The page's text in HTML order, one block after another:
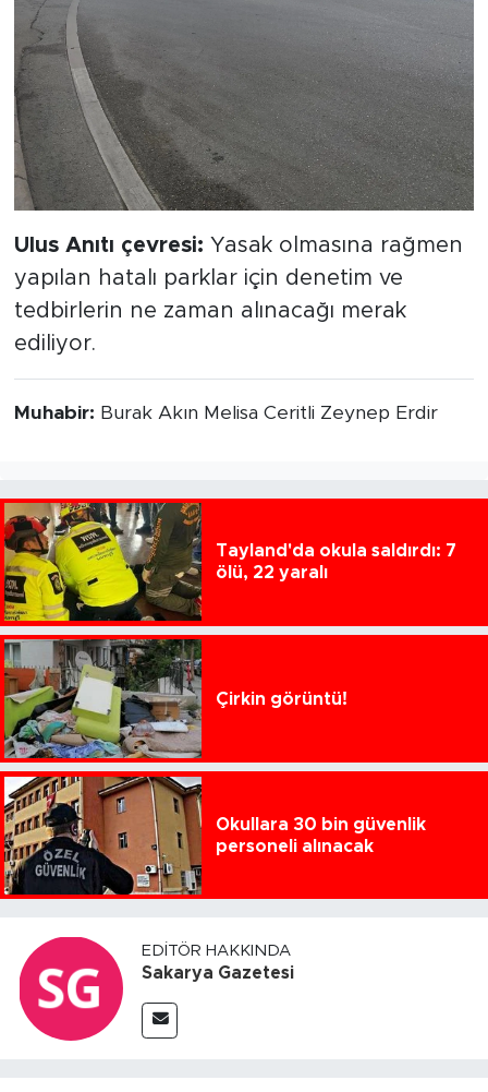
Ulus Anıtı çevresi: Yasak olmasına rağmen
yapılan hatalı parklar için denetim ve
tedbirlerin ne zaman alınacağı merak
ediliyor.
Muhabir: Burak Akın Melisa Ceritli Zeynep Erdir
Tayland'da okula saldırdı: 7
ölü, 22 yaralı
Çirkin görüntü!
Okullara 30 bin güvenlik
personeli alınacak
EDITÖR HAKKINDA
Sakarya Gazetesi